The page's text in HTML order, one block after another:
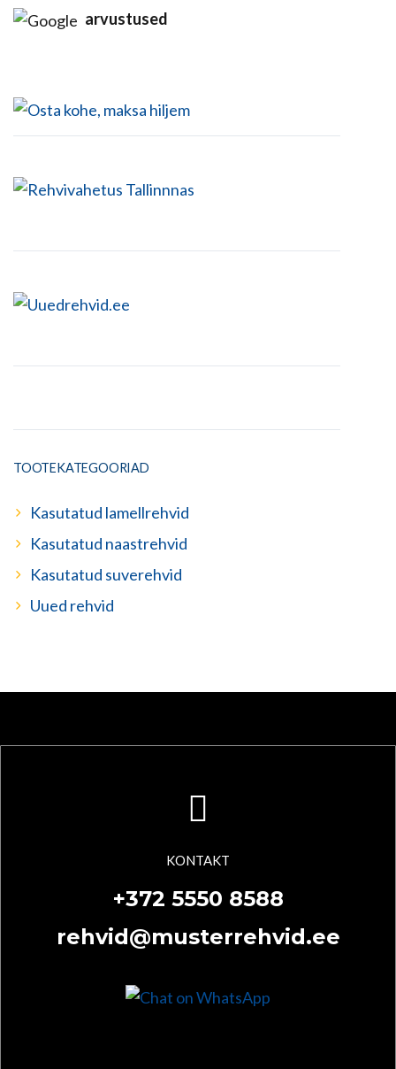
arvustused
TOOTEKATEGOORIAD
Kasutatud lamellrehvid
Kasutatud naastrehvid
Kasutatud suverehvid
Uued rehvid
KONTAKT
+372 5550 8588
rehvid@musterrehvid.ee